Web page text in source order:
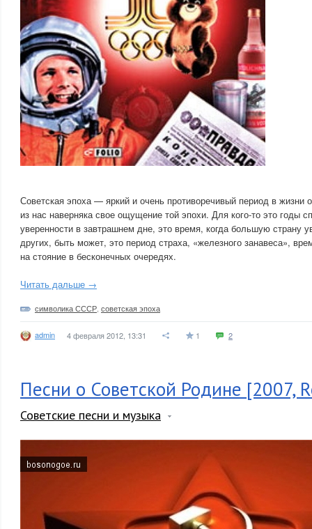
Советская эпоха — яркий и очень противоречивый период в жизни
из нас наверняка свое ощущение той эпохи. Для кого-то это годы
уверенности в завтрашнем дне, это время, когда большую страну
других, быть может, это период страха, «железного занавеса»,
на стояние в бесконечных очередях.
Читать дальше →
символика СССР советская эпоха
admin 4 февраля 2012, 13:31 1 2
Песни о Советской Родине [2007,
Советские песни и музыка